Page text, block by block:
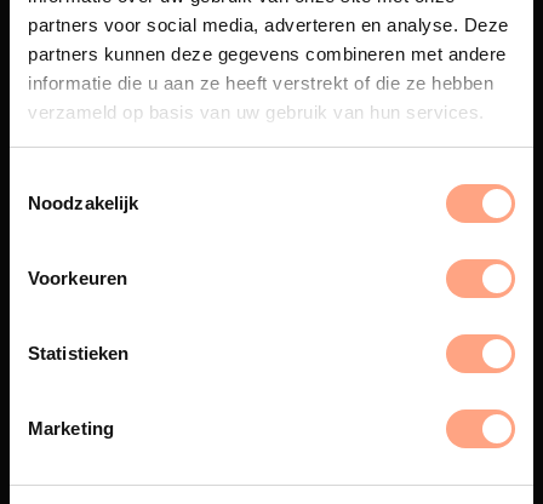
partners voor social media, adverteren en analyse. Deze
partners kunnen deze gegevens combineren met andere
informatie die u aan ze heeft verstrekt of die ze hebben
verzameld op basis van uw gebruik van hun services.
Noodzakelijk
Voorkeuren
Statistieken
Marketing
Maatwerk
Een exclusieve handgemaakte
De meubelen worden in onze
componenten lak.